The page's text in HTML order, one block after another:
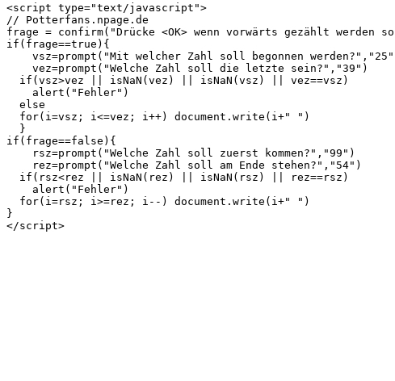
<script type="text/javascript">
// Potterfans.npage.de
frage = confirm("Drücke <OK> wenn vorwärts gezählt werden
if(frage==true){
vsz=prompt("Mit welcher Zahl soll begonnen
    vez=prompt("Welche Zahl soll die letzte sein?","39")
  if(vsz>vez || isNaN(vez) || isNaN(vsz) || vez==vsz)
    alert("Fehler")
  else
  for(i=vsz; i<=vez; i++) document.write(i+" ")
  }
if(frage==false){
    rsz=prompt("Welche Zahl soll zuerst kommen?","99")
    rez=prompt("Welche Zahl soll am Ende stehen?","54")
  if(rsz<rez || isNaN(rez) || isNaN(rsz) || rez==rsz)
    alert("Fehler")
  for(i=rsz; i>=rez; i--) document.write(i+" ")
}
</script>